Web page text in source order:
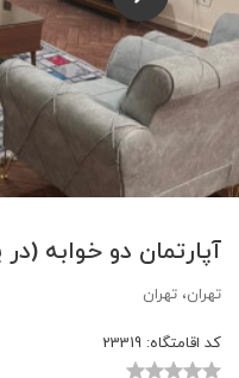
آپارتمان دو خوابه
تهران، تهران
کد اقامتگاه: